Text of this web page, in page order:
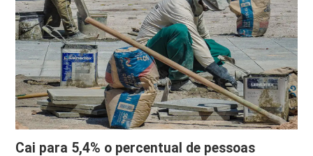
Cai para 5,4% o percentual de pessoas